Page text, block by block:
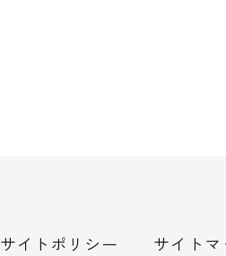
サイトポリシー サイトマ